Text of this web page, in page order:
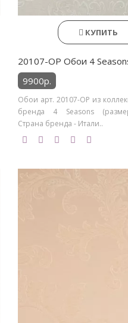
КУПИТЬ
20107-OP Обои 4
9900р.
Обои арт. 20107-OP из
бренда 4 Seasons
Страна бренда - Итали..